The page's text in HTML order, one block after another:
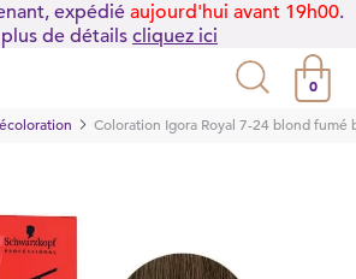
expédié aujourd'hui avant 19h00.
de détails cliquez ici
0
Coloration Igora Royal 7-24 blond fumé